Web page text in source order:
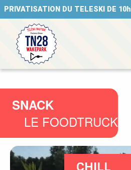
PRIVATISATION DU TELESKI DE
SNACK
LE FOODTRUCK
CHILL